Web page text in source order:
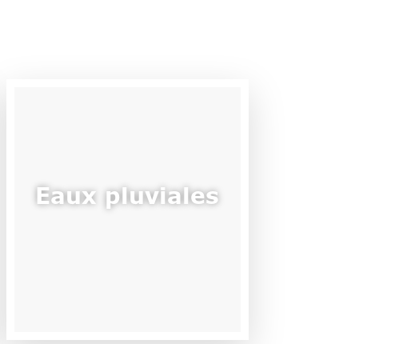
Eaux pluviales